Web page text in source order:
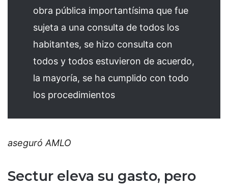
obra pública importantísima que fue
sujeta a una consulta de todos los
habitantes, se hizo consulta con
todos y todos estuvieron de acuerdo,
la mayoría, se ha cumplido con todo
los procedimientos
aseguró AMLO
Sectur eleva su gasto, pero